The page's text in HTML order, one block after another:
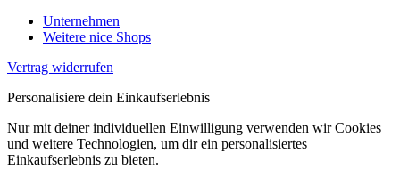
Unternehmen
Weitere nice Shops
Vertrag widerrufen
Personalisiere dein Einkaufserlebnis
Nur mit deiner individuellen Einwilligung verwenden wir Cookies
und weitere Technologien, um dir ein personalisiertes
Einkaufserlebnis zu bieten.